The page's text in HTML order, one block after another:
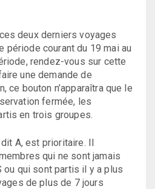
deux derniers voyages
période courant du 19 mai au
rendez-vous sur cette
une demande de
ce bouton n’apparaîtra que le
fermée, les
en trois groupes.
A, est prioritaire. Il
qui ne sont jamais
ou qui sont partis il y a plus
de plus de 7 jours